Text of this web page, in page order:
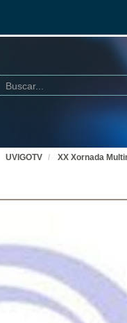
UVIGOTV XX Xornada